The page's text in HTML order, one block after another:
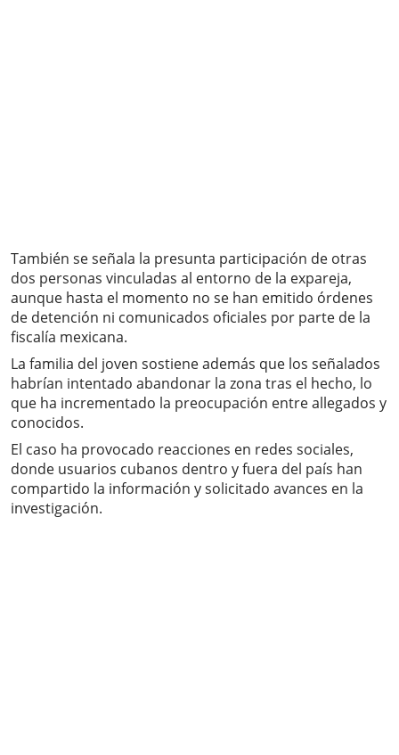
También se señala la presunta participación de otras
dos personas vinculadas al entorno de la expareja,
aunque hasta el momento no se han emitido órdenes
de detención ni comunicados oficiales por parte de la
fiscalía mexicana.
La familia del joven sostiene además que los señalados
habrían intentado abandonar la zona tras el hecho, lo
que ha incrementado la preocupación entre allegados y
conocidos.
El caso ha provocado reacciones en redes sociales,
donde usuarios cubanos dentro y fuera del país han
compartido la información y solicitado avances en la
investigación.